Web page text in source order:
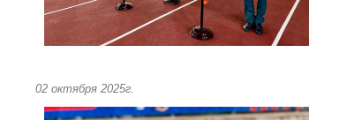
02 октября 2025г.